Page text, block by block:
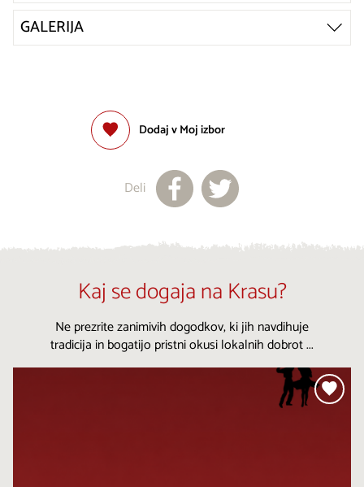
GALERIJA
Dodaj v Moj izbor
Deli
Kaj se dogaja na Krasu?
Ne prezrite zanimivih dogodkov, ki jih navdihuje
tradicija in bogatijo pristni okusi lokalnih dobrot ...